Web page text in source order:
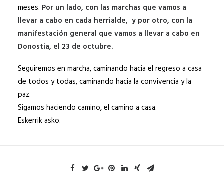
meses. Por un lado, con las marchas que vamos a
llevar a cabo en cada herrialde, y por otro, con la
manifestación general que vamos a llevar a cabo en
Donostia, el 23 de octubre.
Seguiremos en marcha, caminando hacia el regreso a casa
de todos y todas, caminando hacia la convivencia y la
paz.
Sigamos haciendo camino, el camino a casa.
Eskerrik asko.